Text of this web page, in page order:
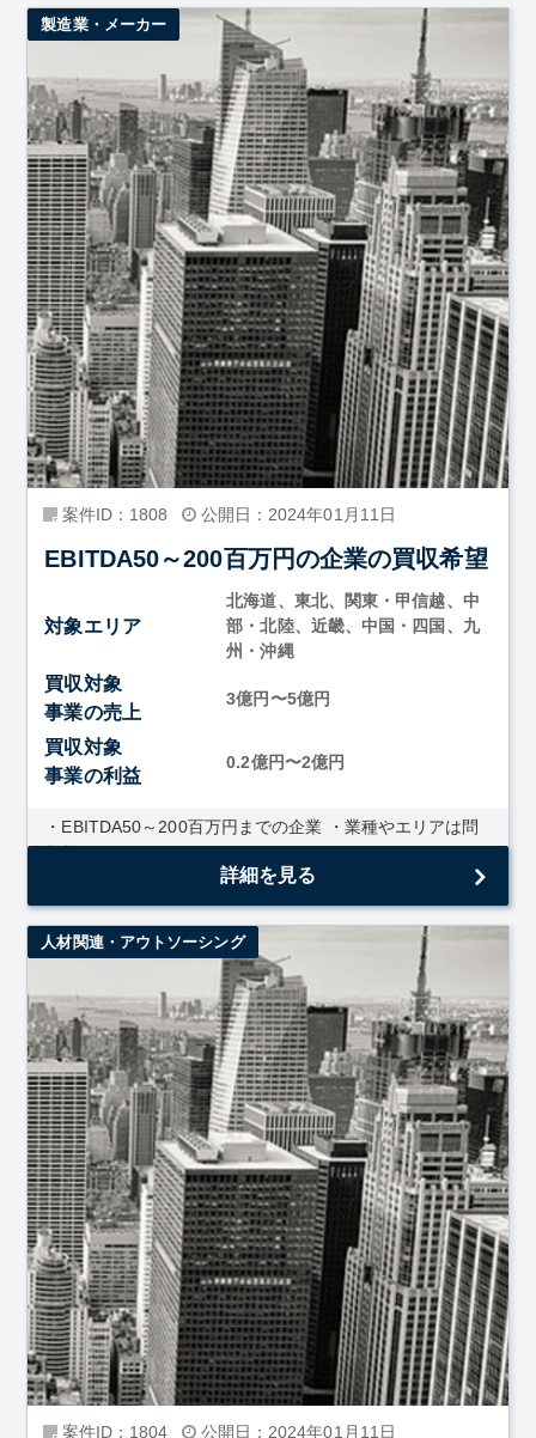
製造業・メーカー
案件ID：1808 公開日：2024年01月11日
EBITDA50～200百万円の企業の買収希望
対象エリア
北海道、東北、関東・甲信越、中
部・北陸、近畿、中国・四国、九
州・沖縄
買収対象
事業の売上
3億円〜5億円
買収対象
事業の利益
0.2億円〜2億円
・EBITDA50～200百万円までの企業 ・業種やエリアは問
わない
詳細を見る
人材関連・アウトソーシング
案件ID：1804 公開日：2024年01月11日